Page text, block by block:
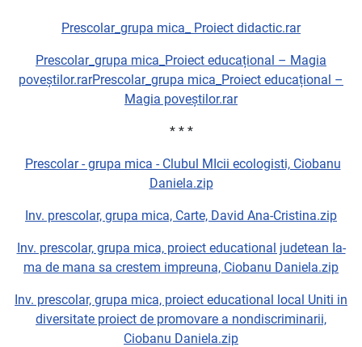
Prescolar_grupa mica_ Proiect didactic.rar
Prescolar_grupa mica_Proiect educațional – Magia
poveștilor.rarPrescolar_grupa mica_Proiect educațional –
Magia poveștilor.rar
* * *
Prescolar - grupa mica - Clubul MIcii ecologisti, Ciobanu
Daniela.zip
Inv. prescolar, grupa mica, Carte, David Ana-Cristina.zip
Inv. prescolar, grupa mica, proiect educational judetean Ia-
ma de mana sa crestem impreuna, Ciobanu Daniela.zip
Inv. prescolar, grupa mica, proiect educational local Uniti in
diversitate proiect de promovare a nondiscriminarii,
Ciobanu Daniela.zip